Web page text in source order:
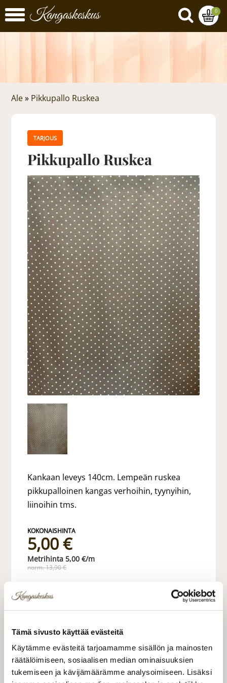
Tämä sivusto käyttää evästeitä
Käytämme evästeitä tarjoamamme sisällön ja mainosten
räätälöimiseen, sosiaalisen median ominaisuuksien
tukemiseen ja kävijämäärämme analysoimiseen. Lisäksi
0
Ale » Pikkupallo Ruskea
TARJOUS
Pikkupallo Ruskea
Kankaan leveys 140cm. Lempeän ruskea
pikkupalloinen kangas verhoihin, tyynyihin,
liinoihin tms.
5,00 €
5,00 €/m
norm. 13,90 €
Valitse mukaan ompelupalvelu
(sis. työn ja tarvikkeet)